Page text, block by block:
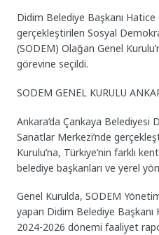
Didim Belediye Başkanı Hatice
gerçekleştirilen Sosyal
(SODEM) Olağan Genel
görevine seçildi.
SODEM GENEL KURULU
Ankara’da Çankaya Belediyesi
Sanatlar Merkezi’nde
Kurulu’na, Türkiye’nin farklı
belediye başkanları ve yerel
Genel Kurulda, SODEM
yapan Didim Belediye Başkanı
2024-2026 dönemi faaliyet